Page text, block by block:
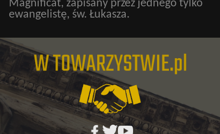
Magnificat, zapisany przez jednego tylko
ewangelistę, św. Łukasza.